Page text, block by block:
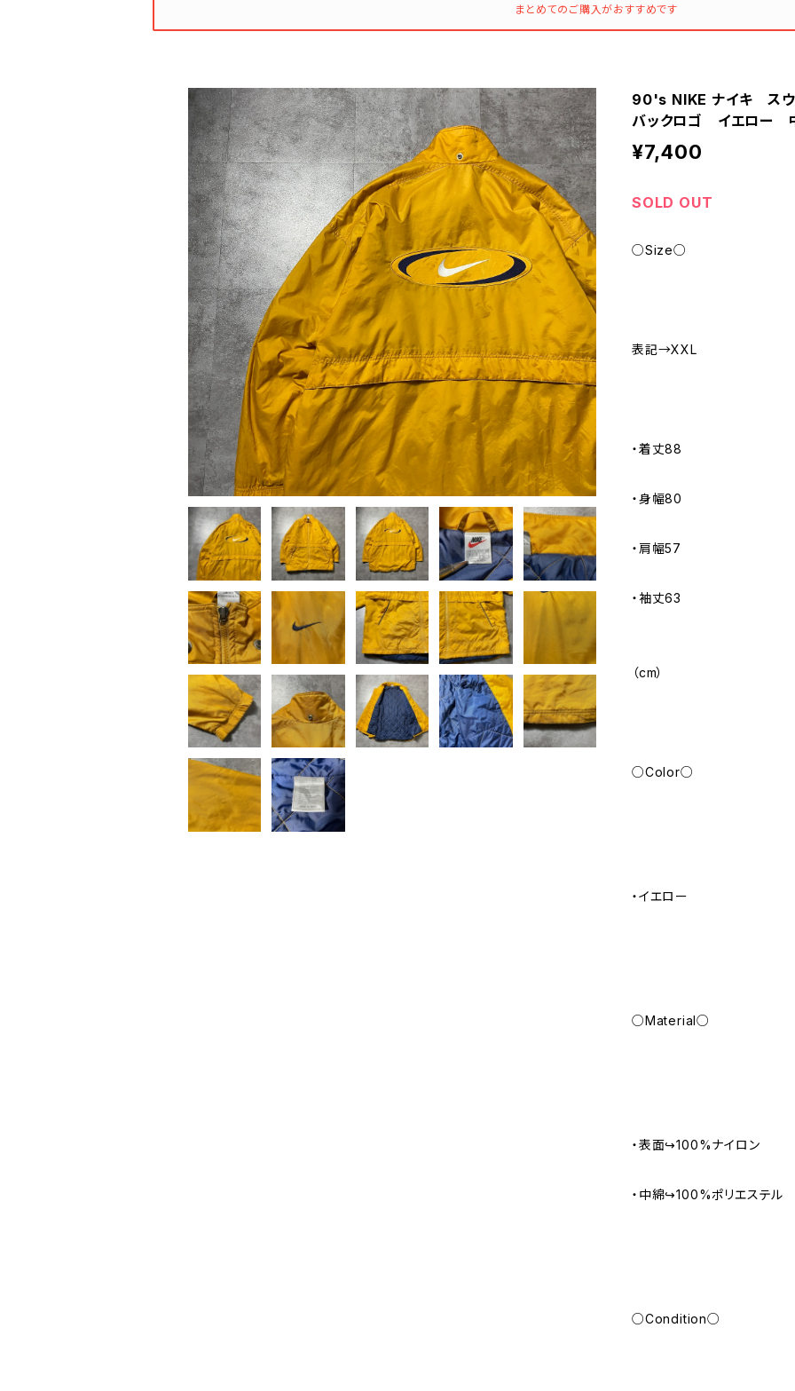
まとめてのご購入がおすすめです
90's NIKE ナイキ ス
バックロゴ イエロー
¥7,400
SOLD OUT
○Size○
表記→XXL
・着丈88
・身幅80
・肩幅57
・袖丈63
（cm）
○Color○
・イエロー
○Material○
・表面↪︎100%ナイロン
・中綿↪︎100%ポリエステル
○Condition○